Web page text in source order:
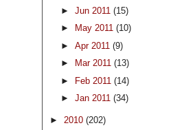
► Jun 2011 (15)
►
May 2011 (10)
► Apr 2011 (9)
►
Mar 2011 (13)
►
Feb 2011 (14)
► Jan 2011 (34)
► 2010 (202)